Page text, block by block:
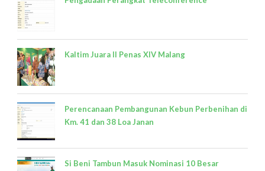
Kaltim Juara II Penas XIV Malang
Perencanaan Pembangunan Kebun Perbenihan di
Km. 41 dan 38 Loa Janan
Si Beni Tambun Masuk Nominasi 10 Besar